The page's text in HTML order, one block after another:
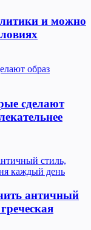
и можно
сделают
античный